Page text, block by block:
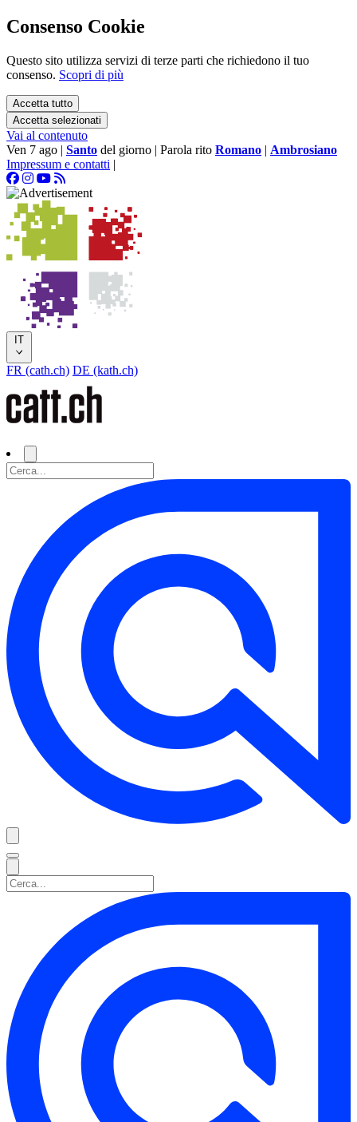
Consenso Cookie
Questo sito utilizza servizi di terze parti che richiedono il tuo
consenso. Scopri di più
Accetta tutto
Accetta selezionati
Vai al contenuto
Ven 7 ago | Santo del giorno | Parola rito Romano | Ambrosiano
Impressum e contatti |
IT
FR (cath.ch) DE (kath.ch)